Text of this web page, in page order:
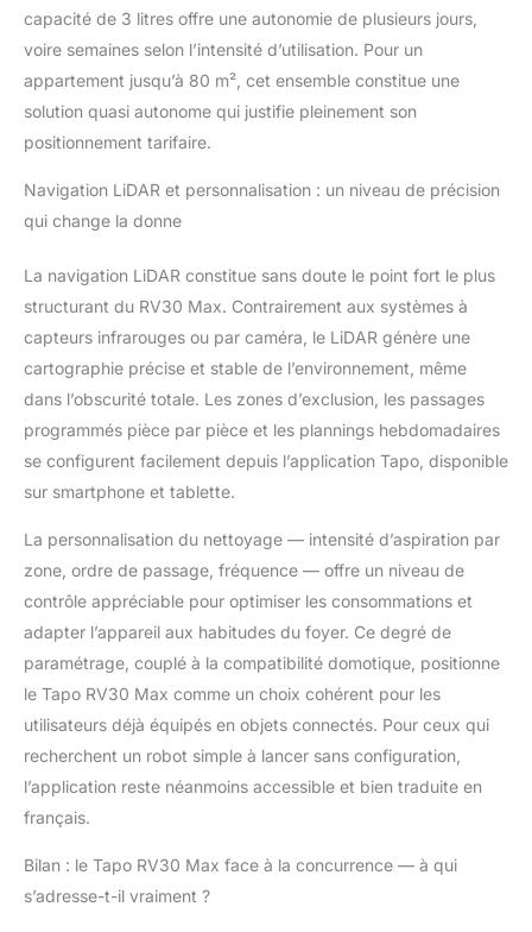
capacité de 3 litres offre une autonomie de plusieurs jours,
voire semaines selon l’intensité d’utilisation. Pour un
appartement jusqu’à 80 m², cet ensemble constitue une
solution quasi autonome qui justifie pleinement son
positionnement tarifaire.
Navigation LiDAR et personnalisation : un niveau de précision
qui change la donne
La navigation LiDAR constitue sans doute le point fort le plus
structurant du RV30 Max. Contrairement aux systèmes à
capteurs infrarouges ou par caméra, le LiDAR génère une
cartographie précise et stable de l’environnement, même
dans l’obscurité totale. Les zones d’exclusion, les passages
programmés pièce par pièce et les plannings hebdomadaires
se configurent facilement depuis l’application Tapo, disponible
sur smartphone et tablette.
La personnalisation du nettoyage — intensité d’aspiration par
zone, ordre de passage, fréquence — offre un niveau de
contrôle appréciable pour optimiser les consommations et
adapter l’appareil aux habitudes du foyer. Ce degré de
paramétrage, couplé à la compatibilité domotique, positionne
le Tapo RV30 Max comme un choix cohérent pour les
utilisateurs déjà équipés en objets connectés. Pour ceux qui
recherchent un robot simple à lancer sans configuration,
l’application reste néanmoins accessible et bien traduite en
français.
Bilan : le Tapo RV30 Max face à la concurrence — à qui
s’adresse-t-il vraiment ?